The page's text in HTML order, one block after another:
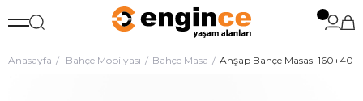
Anasayfa Bahçe Mobilyası Bahçe Masa Ahşap Bahçe Masası